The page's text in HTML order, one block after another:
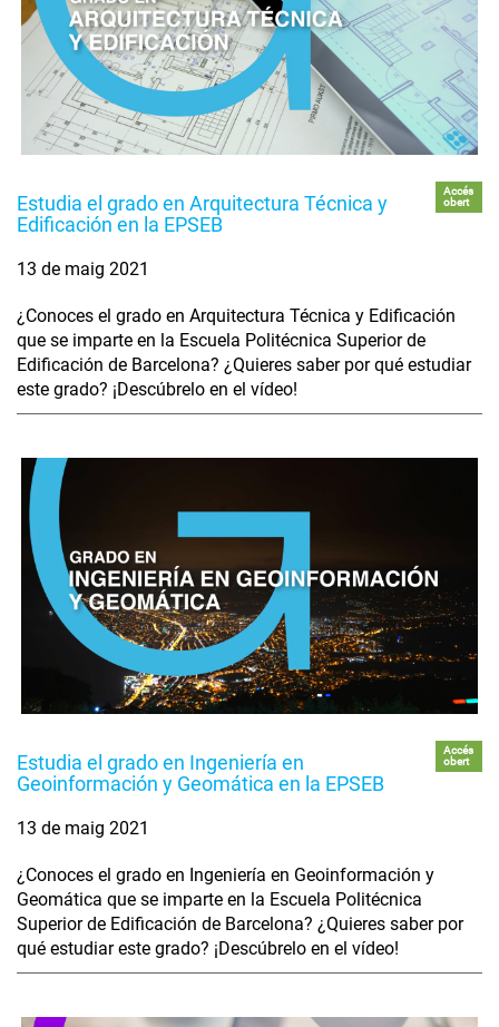
Estudia el grado en Arquitectura Técnica y
Edificación en la EPSEB
Accés
obert
13 de maig 2021
¿Conoces el grado en Arquitectura Técnica y Edificación
que se imparte en la Escuela Politécnica Superior de
Edificación de Barcelona? ¿Quieres saber por qué estudiar
este grado? ¡Descúbrelo en el vídeo!
Estudia el grado en Ingeniería en
Geoinformación y Geomática en la EPSEB
Accés
obert
13 de maig 2021
¿Conoces el grado en Ingeniería en Geoinformación y
Geomática que se imparte en la Escuela Politécnica
Superior de Edificación de Barcelona? ¿Quieres saber por
qué estudiar este grado? ¡Descúbrelo en el vídeo!